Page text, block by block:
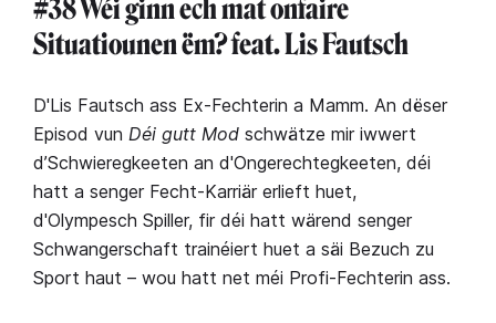
#38 Wéi ginn ech mat onfaire
Situatiounen ëm? feat. Lis Fautsch
D'Lis Fautsch ass Ex-Fechterin a Mamm. An dëser
Episod vun Déi gutt Mod schwätze mir iwwert
d’Schwieregkeeten an d'Ongerechtegkeeten, déi
hatt a senger Fecht-Karriär erlieft huet,
d'Olympesch Spiller, fir déi hatt wärend senger
Schwangerschaft trainéiert huet a säi Bezuch zu
Sport haut – wou hatt net méi Profi-Fechterin ass.